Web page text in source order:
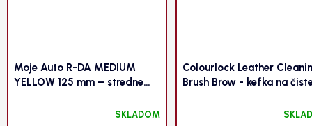
Moje Auto R-DA MEDIUM
YELLOW 125 mm – stredne
SKLADOM
Colourlock Leather
Brush Brow - kefka na